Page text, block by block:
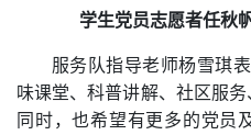
学生党员志愿者任秋
服务队指导老师杨雪琪
味课堂、科普讲解、 社区服务
同时，也希望有更多的党员